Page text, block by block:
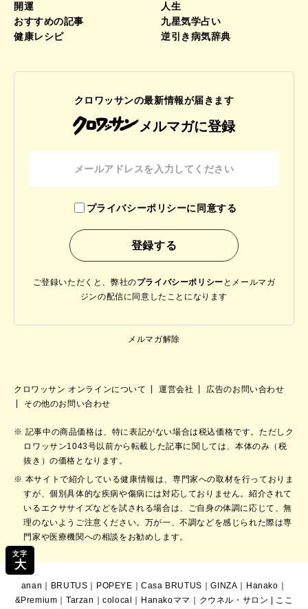
文字
大
開運
人生
おすすめの記事
九星気学占い
健康レシピ
逆引き病気辞典
クロワッサンの最新情報が届きます
メルマガに登録
プライバシーポリシーに同意する
ご登録いただくと、弊社のプライバシーポリシー と メールマガ
ジンの配信に同意したことになります
メルマガ解除
クロワッサン オンラインについて 運営会社
広告のお問い合わせ
その他のお問い合わせ
記事中の商品価格は、特に表記がない場合は税込価格です。ただしク
ロワッサン1043号以前から転載した記事に関しては、本体のみ（税
抜き）の価格となります。
本サイトで紹介している健康情報は、専門家への取材を行っておりま
すが、個別具体的な疾病や傷病には対応しておりません。紹介されて
いるエクササイズなどを試される場合は、ご自身の体調に応じて、無
理のないようご注意ください。万が一、不調などを感じられた際は専
門家や医療機関への相談をお勧めします。
anan BRUTUS POPEYE ｜Casa BRUTUS ｜GINZA Hanako
&Premium ｜Tarzan ｜colocal Hanakoママ クウネル・サロン ここ